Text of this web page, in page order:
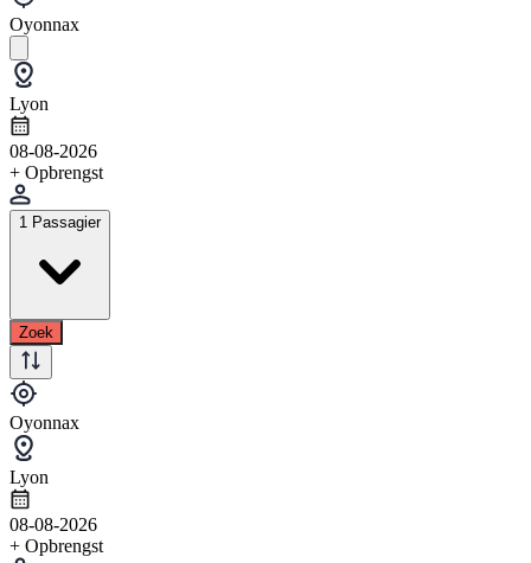
Oyonnax
Lyon
08-08-2026
+ Opbrengst
1 Passagier
Zoek
Oyonnax
Lyon
08-08-2026
+ Opbrengst